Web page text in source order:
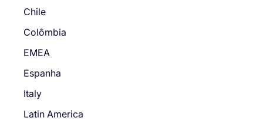
Chile
Colômbia
EMEA
Espanha
Italy
Latin America